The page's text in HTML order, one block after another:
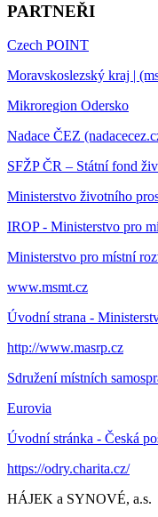
PARTNEŘI
Czech POINT
Moravskoslezský kraj |
Mikroregion Odersko
Nadace ČEZ
SFŽP ČR – Státní fond
Ministerstvo životního
IROP - Ministerstvo pro
Ministerstvo pro místní
www.msmt.cz
Úvodní strana -
http://www.masrp.cz
Sdružení místních
Eurovia
Úvodní stránka - Česká
https://odry.charita.cz/
HÁJEK a SYNOVÉ, a.s.